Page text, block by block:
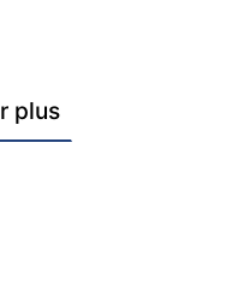
plus